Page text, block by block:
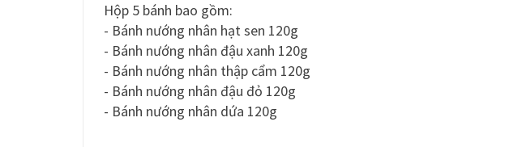
Hộp 5 bánh bao gồm:
- Bánh nướng nhân hạt sen 120g
- Bánh nướng nhân đậu xanh 120g
- Bánh nướng nhân thập cẩm 120g
- Bánh nướng nhân đậu đỏ 120g
- Bánh nướng nhân dứa 120g